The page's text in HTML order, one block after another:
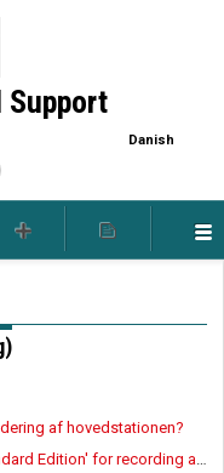
Support
Danish
af hovedstationen?